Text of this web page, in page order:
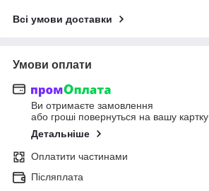
Всі умови доставки
Умови оплати
Ви отримаєте замовлення
або гроші повернуться на вашу картку
Детальніше
Оплатити частинами
Післяплата